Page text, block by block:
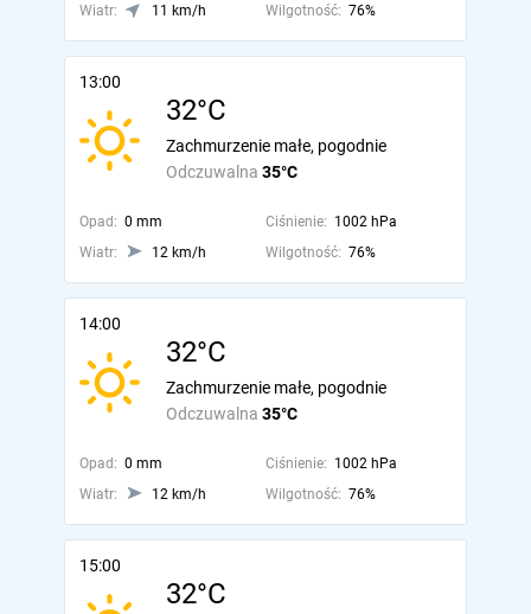
Wiatr:
11 km/h Wilgotność: 76%
13:00
32°C
Odczuwalna 35°C
Zachmurzenie małe, pogodnie
Opad: 0 mm Ciśnienie: 1002 hPa
Wiatr:
12 km/h Wilgotność: 76%
14:00
32°C
Odczuwalna 35°C
Zachmurzenie małe, pogodnie
Opad: 0 mm Ciśnienie: 1002 hPa
Wiatr:
12 km/h Wilgotność: 76%
15:00
32°C